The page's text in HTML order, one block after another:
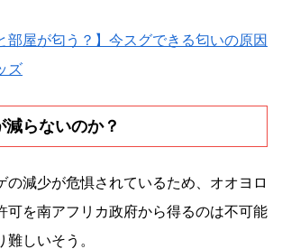
部屋が匂う？】今スグできる匂いの原因
ズ
らないのか？
の減少が危惧されているため、オオヨロ
可を南アフリカ政府から得るのは不可能
しいそう。